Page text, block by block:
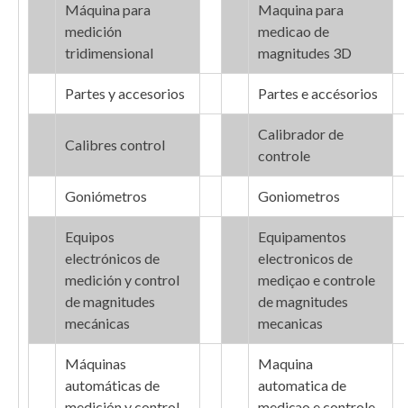
Máquina para
medición
tridimensional
Maquina para
medicao de
magnitudes 3D
Partes y accesorios Partes e accésorios
Calibres control
Calibrador de
controle
Goniómetros Goniometros
Equipos
electrónicos de
medición y control
de magnitudes
mecánicas
Equipamentos
electronicos de
mediçao e controle
de magnitudes
mecanicas
Máquinas
automáticas de
Maquina
automatica de